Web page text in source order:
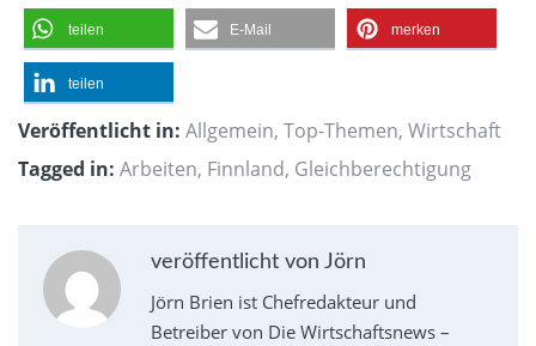
teilen E-Mail merken
teilen
Veröffentlicht in: Allgemein, Top-Themen, Wirtschaft
Tagged in: Arbeiten, Finnland, Gleichberechtigung
veröffentlicht von Jörn
Jörn Brien ist Chefredakteur und
Betreiber von Die Wirtschaftsnews –